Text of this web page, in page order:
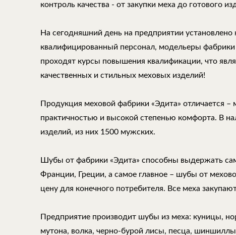
контроль качества - от закупки меха до готового
На сегодняшний день на предприятии
квалифицированный персонал, модельеры
проходят курсы повышения квалификации, что
качественных и стильных меховых изделий!
Продукция меховой фабрики «Эдита» отличается
практичностью и высокой степенью комфорта. В
изделий, из них 1500 мужских.
Шубы от фабрики «Эдита» способны выдержать
Франции, Греции, а самое главное – шубы от
цену для конечного потребителя. Все меха
Предприятие производит шубы из меха: куницы,
мутона, волка, черно-бурой лисы, песца,